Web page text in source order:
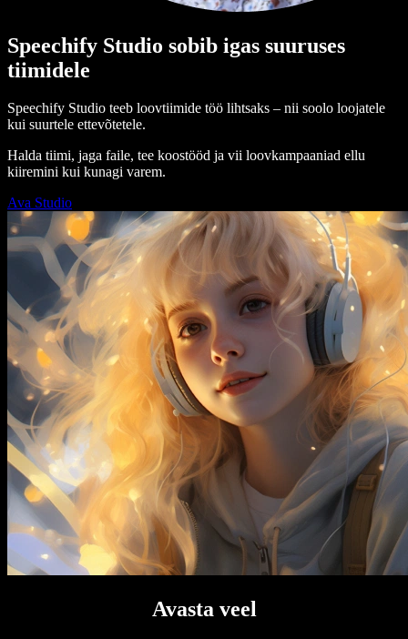
Speechify Studio sobib igas suuruses
tiimidele
Speechify Studio teeb loovtiimide töö lihtsaks – nii soolo loojatele
kui suurtele ettevõtetele.
Halda tiimi, jaga faile, tee koostööd ja vii loovkampaaniad ellu
kiiremini kui kunagi varem.
Ava Studio
Avasta veel